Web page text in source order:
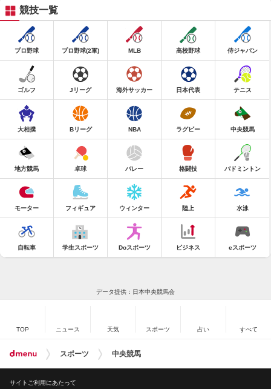
競技一覧
プロ野球 プロ野球(2軍) MLB 高校野球 侍ジャパン
ゴルフ Jリーグ 海外サッカー 日本代表 テニス
大相撲 Bリーグ NBA ラグビー 中央競馬
地方競馬 卓球 バレー 格闘技 バドミントン
モーター フィギュア ウィンター 陸上 水泳
自転車 学生スポーツ Doスポーツ ビジネス eスポーツ
データ提供：日本中央競馬会
TOP ニュース 天気 スポーツ 占い すべて
スポーツ 中央競馬
サイトご利用にあたって